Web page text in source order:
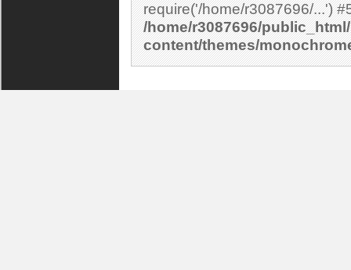
/home/r3087696/
content/themes/